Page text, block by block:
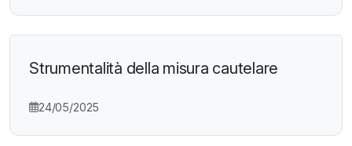
Strumentalità della misura cautelare
24/05/2025